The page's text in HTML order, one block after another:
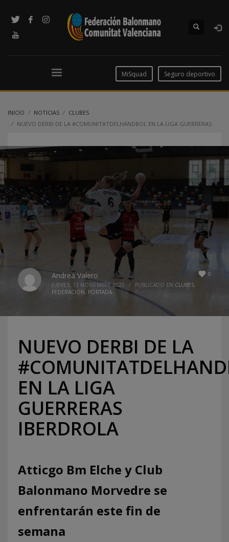
MiSquad Seguro deportivo
INICIO NOTICIAS
CLUBES
NUEVO DERBI DE LA #COMUNITATDELHANDBOL EN LA LIGA GUERRERAS
0
Andrea Valero
JUEVES, 13 NOVIEMBRE 2025 / PUBLICADO EN CLUBES,
FEDERACION, PORTADA
NUEVO DERBI DE LA
EN LA LIGA
GUERRERAS
IBERDROLA
Atticgo Bm Elche y Club
Balonmano Morvedre se
enfrentarán este fin de
semana